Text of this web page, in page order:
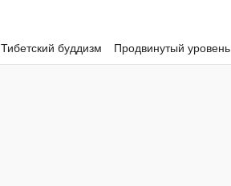
Тибетский буддизм Продвинутый уровень